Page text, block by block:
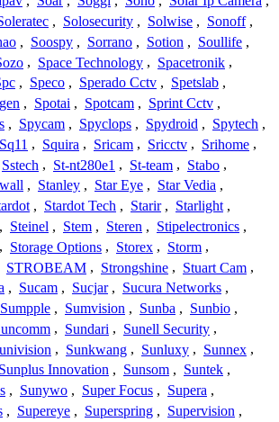
, Solosecurity , Solwise , Sonoff ,
, Soospy , Sorrano , Sotion , Soullife ,
, Space Technology , Spacetronik ,
, Speco , Sperado Cctv , Spetslab ,
, Spotai , Spotcam , Sprint Cctv ,
, Spycam , Spyclops , Spydroid , Spytech ,
Sq11 , Squira , Sricam , Sricctv , Srihome ,
Sstech , St-nt280e1 , St-team , Stabo ,
, Stanley , Star Eye , Star Vedia ,
, Stardot Tech , Starir , Starlight ,
, Steinel , Stem , Steren , Stipelectronics ,
, Storage Options , Storex , Storm ,
STROBEAM , Strongshine , Stuart Cam ,
, Sucam , Sucjar , Sucura Networks ,
Sumpple , Sumvision , Sunba , Sunbio ,
, Sundari , Sunell Security ,
, Sunkwang , Sunluxy , Sunnex ,
Sunplus Innovation , Sunsom , Suntek ,
, Sunywo , Super Focus , Supera ,
, Supereye , Superspring , Supervision ,